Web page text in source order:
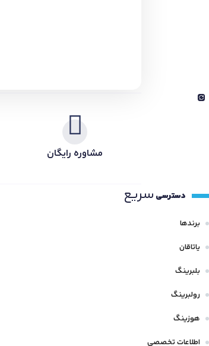
مشاوره رایگان
دسترسی سریع
برندها
یاتاقان
بلبرینگ
رولبرینگ
هوزینگ
اطلاعات تخصصی